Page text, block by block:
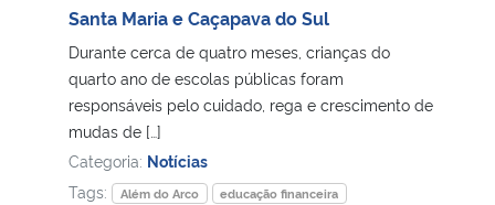
Ministério da Mulher, da Família e dos Direitos Humanos
Secretaria-Geral
Secretaria de Governo
Gabinete de Segurança Institucional
Santa Maria e Caçapava do Sul
Durante cerca de quatro meses, crianças do
quarto ano de escolas públicas foram
responsáveis pelo cuidado, rega e crescimento de
mudas de […]
Categoria: Notícias
Tags:
Além do Arco
educação financeira